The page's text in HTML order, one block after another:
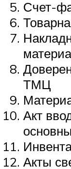
Счет-
ТМЦ
Акт
Акты